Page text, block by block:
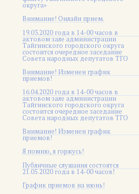
округа»
Внимание! Онлайн прием.
19.03.2020 года в 14-00 часов в
актовом зале администрации
Тайгинского городского округа
состоится очередное заседание
Совета народных депутатов ТГО
Внимание! Изменен график
приемов!
16.04.2020 года в 14-00 часов в
актовом зале администрации
Тайгинского городского округа
состоится очередное заседание
Совета народных депутатов ТГО
Внимание! Изменен график
приемов!
Я помню, я горжусь!
Публичные слушания состоятся
21.05.2020 года в 14-00 часов!
График приемов на июнь!